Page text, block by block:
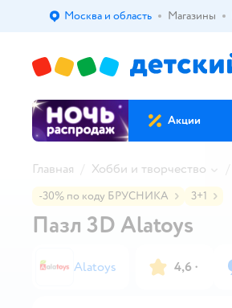
Выбор адреса доставки.
Москва и область Магазины
Акции
Главная Хобби и творчество
-30% по коду БРУСНИКА 3+1
Пазл 3D Alatoys
Alatoys 4,6 ·